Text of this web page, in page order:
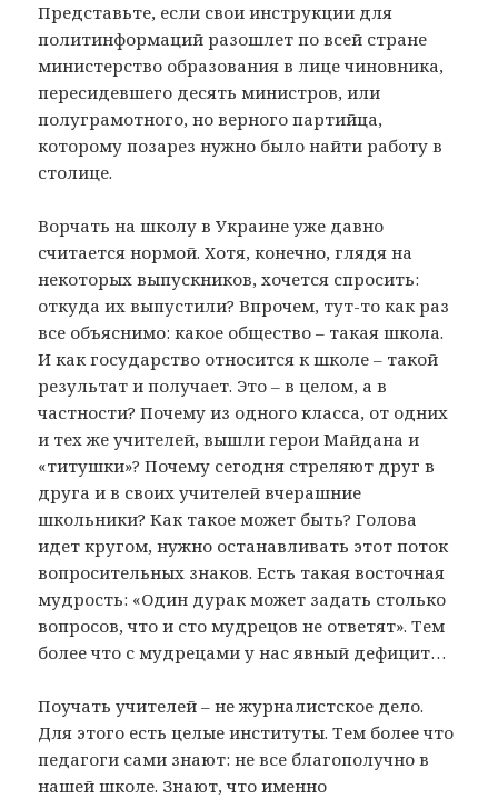
Представьте, если свои инструкции для
политинформаций разошлет по всей стране
министерство образования в лице чиновника,
пересидевшего десять министров, или
полуграмотного, но верного партийца,
которому позарез нужно было найти работу в
столице.
Ворчать на школу в Украине уже давно
считается нормой. Хотя, конечно, глядя на
некоторых выпускников, хочется спросить:
откуда иx выпустили? Впрочем, тут-то как раз
все объяснимо: какое общество – такая школа.
И как государство относится к школе – такой
результат и получает. Это – в целом, а в
частности? Почему из одного класса, от одних
и тех же учителей, вышли герои Майдана и
«титушки»? Почему сегодня стреляют друг в
друга и в своих учителей вчерашние
школьники? Как такое может быть? Голова
идет кругом, нужно останавливать этот поток
вопросительных знаков. Есть такая восточная
мудрость: «Один дурак может задать столько
вопросов, что и сто мудрецов не ответят». Тем
более что с мудрецами у нас явный дефицит…
Поучать учителей – не журналистское дело.
Для этого есть целые институты. Тем более что
педагоги сами знают: не все благополучно в
нашей школе. Знают, что именно